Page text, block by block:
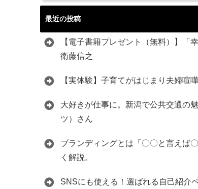
最近の投稿
【電子書籍プレゼント（無料）】「
衛藤信之
【実体験】子育てがはじまり夫婦喧
大好きが仕事に。新潟で公共交通の
ツ）さん
ブランディングとは「〇〇と言えば
く解説。
SNSにも使える！選ばれる自己紹介